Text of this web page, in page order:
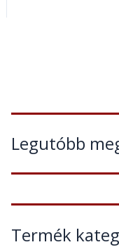
Legutóbb
Termék